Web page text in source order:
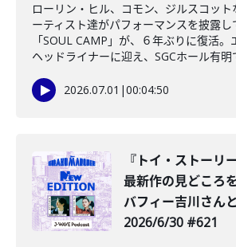
ローリン・ヒル、コモン、ジルスコッ
ーティスト達がパフォーマンスを披露し
「SOUL CAMP」が、６年ぶりに復活
ヘッドライナーに迎え、SGCホール有明
2026.07.01 |00:04:50
『トイ・ストーリ
最新作の見どころ
バフィー吉川さん
2026/6/30 #621